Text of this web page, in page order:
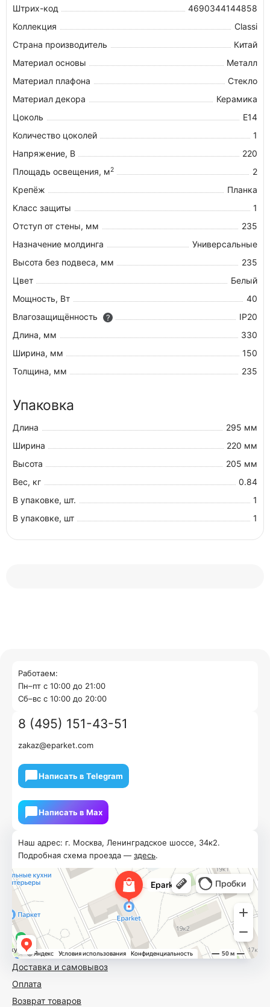
Штрих-код
4690344144858
Коллекция
Classi
Страна производитель
Китай
Материал основы
Металл
Материал плафона
Стекло
Материал декора
Керамика
Цоколь
E14
Количество цоколей
1
Напряжение, В
220
Площадь освещения, м2
2
Крепёж
Планка
Класс защиты
1
Отступ от стены, мм
235
Назначение молдинга
Универсальные
Высота без подвеса, мм
235
Цвет
Белый
Мощность, Вт
40
Влагозащищённость
?
IP20
Длина, мм
330
Ширина, мм
150
Толщина, мм
235
Упаковка
Длина
295 мм
Ширина
220 мм
Высота
205 мм
Вес, кг
0.84
В упаковке, шт.
1
В упаковке, шт
1
Доставка и самовывоз
Оплата
Возврат товаров
Наш адрес: г. Москва, Ленинградское шоссе, 34к2.
Подробная схема проезда — здесь.
Работаем:
Пн–пт с 10:00 до 21:00
Cб–вс с 10:00 до 20:00
8 (495) 151-43-51
zakaz@eparket.com
Написать в Telegram
Написать в Мах